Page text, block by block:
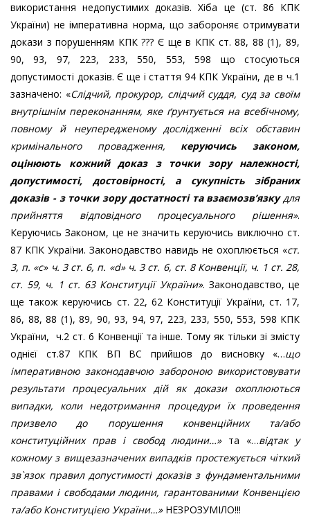
використання недопустимих доказів. Хіба це (ст. 86 КПК
України) не імперативна норма, що забороняє отримувати
докази з порушенням КПК ??? Є ще в КПК ст. 88, 88 (1), 89,
90, 93, 97, 223, 233, 550, 553, 598 що стосуються
допустимості доказів. Є ще і стаття 94 КПК України, де в ч.1
зазначено: «Слідчий, прокурор, слідчий суддя, суд за своїм
внутрішнім переконанням, яке ґрунтується на всебічному,
повному й неупередженому дослідженні всіх обставин
кримінального провадження, керуючись законом,
оцінюють кожний доказ з точки зору належності,
допустимості, достовірності, а сукупність зібраних
доказів - з точки зору достатності та взаємозв’язкудля
прийняття відповідного процесуального рішення».
Керуючись Законом, це не значить керуючись виключно ст.
87 КПК України. Законодавство навидь не охоплюється «ст.
3, п. «с» ч. 3 ст. 6, п. «d» ч. 3 ст. 6, ст. 8Конвенції, ч. 1 ст. 28,
ст. 59, ч. 1 ст. 63 Конституції України». Законодавство, це
ще також керуючись ст. 22, 62 Конституції України, ст. 17,
86, 88, 88 (1), 89, 90, 93, 94, 97, 223, 233, 550, 553, 598 КПК
України, ч.2 ст. 6 Конвенції та інше. Тому як тільки зі змісту
однієї ст.87 КПК ВП ВС прийшов до висновку «…що
імперативною законодавчою забороною використовувати
результати процесуальних дій як докази охоплюються
випадки, коли недотримання процедури їх проведення
призвело до порушення конвенційних та/або
конституційних прав і свобод людини…»та «…відтак у
кожному з вищезазначених випадків простежується чіткий
зв`язок правил допустимості доказів з фундаментальними
правами і свободами людини, гарантованими Конвенцією
та/або Конституцією України…»НЕЗРОЗУМІЛО!!!